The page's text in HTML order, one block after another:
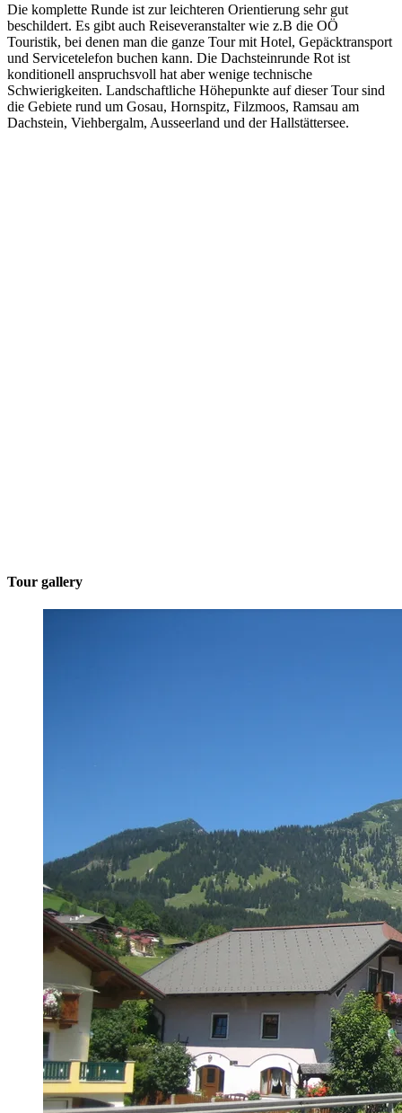
Die komplette Runde ist zur leichteren Orientierung sehr gut
beschildert. Es gibt auch Reiseveranstalter wie z.B die OÖ
Touristik, bei denen man die ganze Tour mit Hotel, Gepäcktransport
und Servicetelefon buchen kann. Die Dachsteinrunde Rot ist
konditionell anspruchsvoll hat aber wenige technische
Schwierigkeiten. Landschaftliche Höhepunkte auf dieser Tour sind
die Gebiete rund um Gosau, Hornspitz, Filzmoos, Ramsau am
Dachstein, Viehbergalm, Ausseerland und der Hallstättersee.
Tour gallery